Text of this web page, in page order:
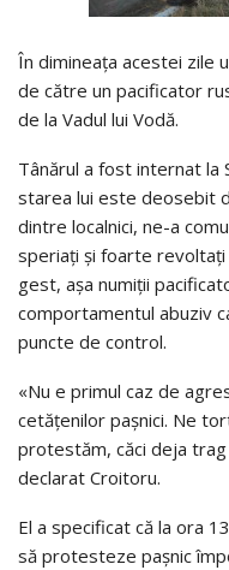
În dimineaţa acestei zile
de către un pacificator
de la Vadul lui Vodă.
Tânărul a fost internat la
starea lui este deosebit
dintre localnici, ne-a
speriaţi şi foarte
gest, aşa numiţii
comportamentul abuziv
puncte de control.
«Nu e primul caz de
cetăţenilor paşnici. Ne
protestăm, căci deja trag
declarat Croitoru.
El a specificat că la ora
să protesteze paşnic